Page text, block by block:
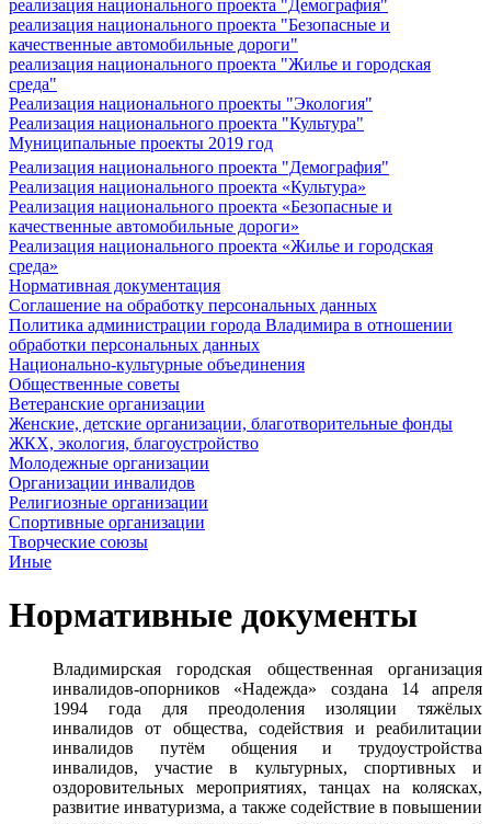
реализация национального проекта "Демография"
реализация национального проекта "Безопасные и
качественные автомобильные дороги"
реализация национального проекта "Жилье и городская
среда"
Реализация национального проекты "Экология"
Реализация национального проекта "Культура"
Муниципальные проекты 2019 год
Реализация национального проекта "Демография"
Реализация национального проекта «Культура»
Реализация национального проекта «Безопасные и
качественные автомобильные дороги»
Реализация национального проекта «Жилье и городская
среда»
Нормативная документация
Соглашение на обработку персональных данных
Политика администрации города Владимира в отношении
обработки персональных данных
Национально-культурные объединения
Общественные советы
Ветеранские организации
Женские, детские организации, благотворительные фонды
ЖКХ, экология, благоустройство
Молодежные организации
Организации инвалидов
Религиозные организации
Спортивные организации
Творческие союзы
Иные
Нормативные документы
Владимирская городская общественная организация
инвалидов-опорников «Надежда» создана 14 апреля
1994 года для преодоления изоляции тяжёлых
инвалидов от общества, содействия и реабилитации
инвалидов путём общения и трудоустройства
инвалидов, участие в культурных, спортивных и
оздоровительных мероприятиях, танцах на колясках,
развитие инватуризма, а также содействие в повышении